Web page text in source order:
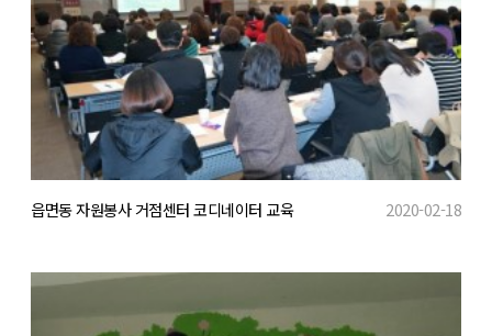
읍면동 자원봉사 거점센터 코디네이터 교육 2020-02-18